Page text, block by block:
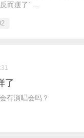
而瘦了` ...
了
有演唱会吗？